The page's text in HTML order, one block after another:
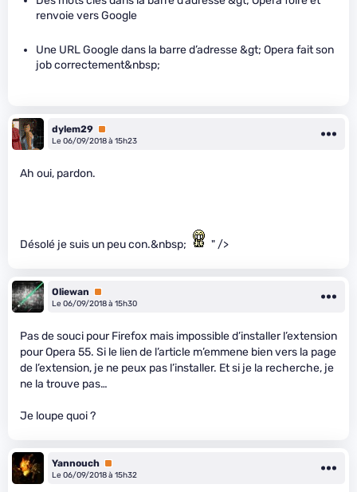
renvoie vers Google
Une URL Google dans la barre d’adresse &gt; Opera fait son
job correctement&nbsp;
dylem29 Premium
Le 06/09/2018 à 15h23
Ah oui, pardon.
Désolé je suis un peu con.&nbsp; " />
Oliewan
Premium
Le 06/09/2018 à 15h30
Pas de souci pour Firefox mais impossible d’installer l’extension
pour Opera 55. Si le lien de l’article m’emmene bien vers la page
de l’extension, je ne peux pas l’installer. Et si je la recherche, je
ne la trouve pas…
Je loupe quoi ?
Yannouch Premium
Le 06/09/2018 à 15h32